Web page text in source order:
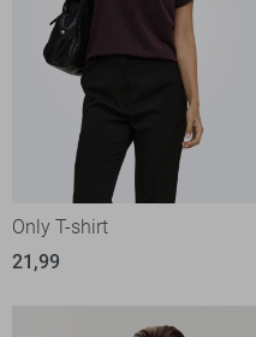
Only T-shirt
21,99